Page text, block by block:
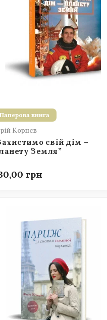
Паперова книга
Корнєв
свій дім –
Земля”